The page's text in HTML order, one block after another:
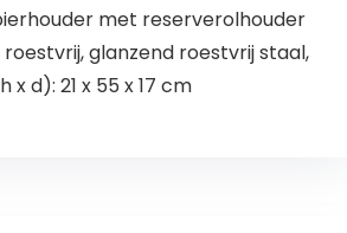
met reserverolhouder
roestvrij, glanzend roestvrij staal,
d): 21 x 55 x 17 cm